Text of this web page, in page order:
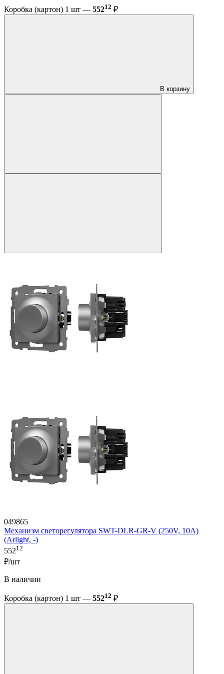
Коробка (картон) 1 шт — 55212 ₽
В корзину
049865
Механизм светорегулятора SWT-DLR-GR-V (250V, 10A)
(Arlight, -)
55212
₽/шт
В наличии
Коробка (картон) 1 шт — 55212 ₽